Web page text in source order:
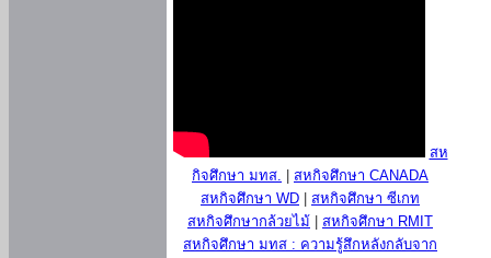
สห
กิจศึกษา มทส.
สหกิจศึกษา CANADA
สหกิจศึกษา WD
สหกิจศึกษา ซีเกท
สหกิจศึกษากล้วยไม้
สหกิจศึกษา RMIT
สหกิจศึกษา มทส : ความรู้สึกหลังกลับจาก